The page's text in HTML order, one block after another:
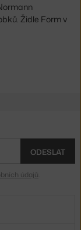
Židle Form v
ODESLAT
údajů